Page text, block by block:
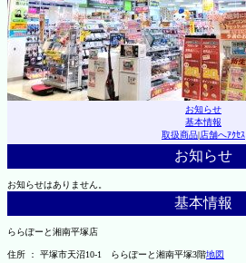
お知らせ
基本情報
取扱商品|店舗へｱｸｾｽ
お知らせ
お知らせはありません。
基本情報
ららぽーと湘南平塚店
住所 ： 平塚市天沼10-1 ららぽーと湘南平塚3階地図